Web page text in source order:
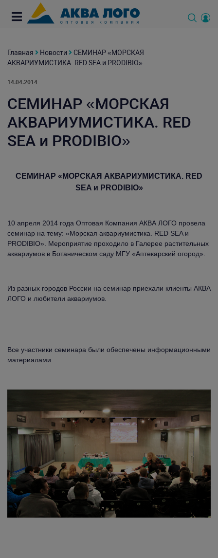
Главная Новости
СЕМИНАР «МОРСКАЯ
АКВАРИУМИСТИКА. RED SEA и PRODIBIO»
14.04.2014
СЕМИНАР «МОРСКАЯ
АКВАРИУМИСТИКА. RED
SEA и PRODIBIO»
СЕМИНАР «МОРСКАЯ АКВАРИУМИСТИКА. R ED
SEA и P RODIBIO»
10 апреля 2014 года Оптовая Компания АКВА ЛОГО провела
семинар на тему: «Морская аквариумистика. RED SEA и
PRODIBIO». Мероприятие проходило в Галерее растительных
аквариумов в Ботаническом саду МГУ «Аптекарский огород».
Из разных городов России на семинар приехали клиенты АКВА
ЛОГО и любители аквариумов.
Все участники семинара были обеспечены информационными
материалами